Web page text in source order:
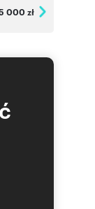
000 zł